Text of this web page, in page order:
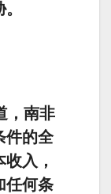
，南非
件的全
入，
任何条